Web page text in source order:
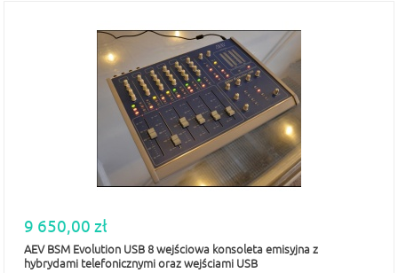
9 650,00 zł
AEV BSM Evolution USB 8 wejściowa konsoleta emisyjna z
hybrydami telefonicznymi oraz wejściami USB